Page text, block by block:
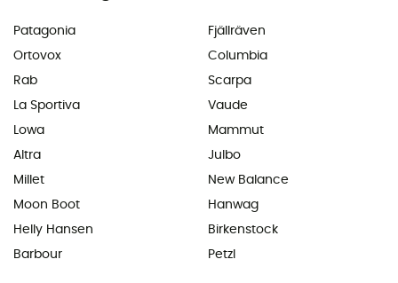
Patagonia
Ortovox
Rab
La Sportiva
Lowa
Altra
Millet
Moon Boot
Helly Hansen
Barbour
Fjällräven
Columbia
Scarpa
Vaude
Mammut
Julbo
New Balance
Hanwag
Birkenstock
Petzl